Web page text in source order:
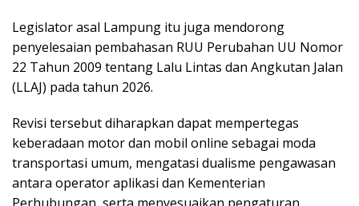
Legislator asal Lampung itu juga mendorong
penyelesaian pembahasan RUU Perubahan UU Nomor
22 Tahun 2009 tentang Lalu Lintas dan Angkutan Jalan
(LLAJ) pada tahun 2026.
Revisi tersebut diharapkan dapat mempertegas
keberadaan motor dan mobil online sebagai moda
transportasi umum, mengatasi dualisme pengawasan
antara operator aplikasi dan Kementerian